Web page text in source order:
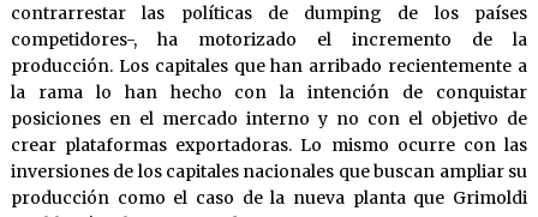
contrarrestar las políticas de dumping de los países
competidores-, ha motorizado el incremento de la
producción. Los capitales que han arribado recientemente a
la rama lo han hecho con la intención de conquistar
posiciones en el mercado interno y no con el objetivo de
crear plataformas exportadoras. Lo mismo ocurre con las
inversiones de los capitales nacionales que buscan ampliar su
producción como el caso de la nueva planta que Grimoldi